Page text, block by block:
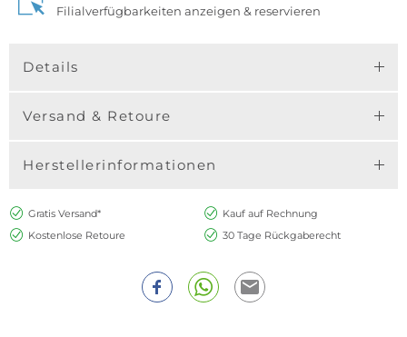
Filialverfügbarkeiten anzeigen & reservieren
Details
Versand & Retoure
Herstellerinformationen
Gratis Versand*
Kauf auf Rechnung
Kostenlose Retoure
30 Tage Rückgaberecht